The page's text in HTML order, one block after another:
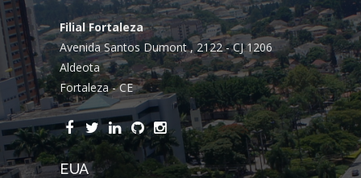
Filial Fortaleza
Avenida Santos Dumont , 2122 - CJ 1206
Aldeota
Fortaleza - CE
EUA